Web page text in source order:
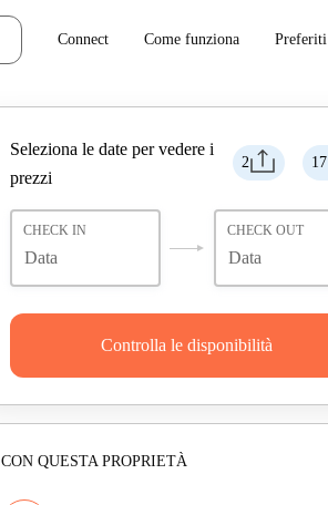
Connect Come funziona Preferiti
2 17
Seleziona le date per vedere i
prezzi
CHECK IN CHECK OUT
Controlla le disponibilità
CON QUESTA PROPRIETÀ